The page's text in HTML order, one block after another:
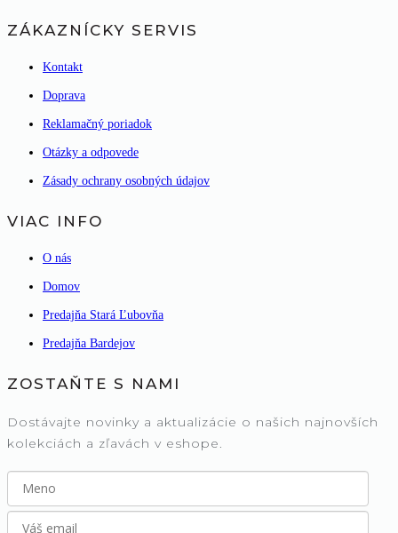
ZÁKAZNÍCKY SERVIS
Kontakt
Doprava
Reklamačný poriadok
Otázky a odpovede
Zásady ochrany osobných údajov
VIAC INFO
O nás
Domov
Predajňa Stará Ľubovňa
Predajňa Bardejov
ZOSTAŇTE S NAMI
Dostávajte novinky a aktualizácie o našich najnovších
kolekciách a zľavách v eshope.